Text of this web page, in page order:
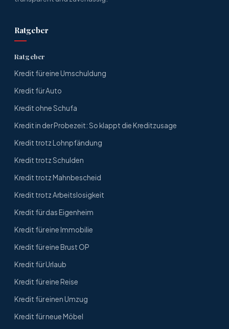
Ratgeber
Ratgeber
Kredit für eine Umschuldung
Kredit für Auto
Kredit ohne Schufa
Kredit in der Probezeit: So klappt die Kreditzusage
Kredit trotz Lohnpfändung
Kredit trotz Schulden
Kredit trotz Mahnbescheid
Kredit trotz Arbeitslosigkeit
Kredit für das Eigenheim
Kredit für eine Immobilie
Kredit für eine Brust OP
Kredit für Urlaub
Kredit für eine Reise
Kredit für einen Umzug
Kredit für neue Möbel